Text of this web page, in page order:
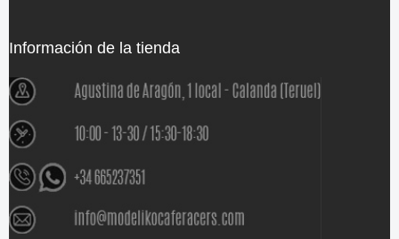
Información de la tienda